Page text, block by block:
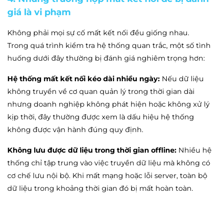
không thu thập, lưu giữ và quản lý thông tin môi trường theo
quy định.
c)Phạt từ 10.000.000 – 40.000.000 đồng đối với hành vi
xâm nhập trái phép vào hệ thống lưu trữ dữ liệu môi trường.
Chỉnh sửa làm sai khác thông tin dữ liệu
3. Vi phạm về công khai thông tin môi trường
a)Phạt từ5.000.000 – 10.000.000 đồngđối với hành vi
công khai thông tin không đúng hoặc không đầy đủ theo quy
định.
giá là vi phạm
Không phải mọi sự cố mất kết nối đều giống nhau.
Trong quá trình kiểm tra hệ thống quan trắc, một số tình
huống dưới đây thường bị đánh giá nghiêm trọng hơn:
Hệ thống mất kết nối kéo dài nhiều ngày: Nếu dữ liệu
không truyền về cơ quan quản lý trong thời gian dài
nhưng doanh nghiệp không phát hiện hoặc không xử lý
kịp thời, đây thường được xem là dấu hiệu hệ thống
không được vận hành đúng quy định.
Không lưu được dữ liệu trong thời gian offline: Nhiều hệ
thống chỉ tập trung vào việc truyền dữ liệu mà không có
cơ chế lưu nội bộ. Khi mất mạng hoặc lỗi server, toàn bộ
dữ liệu trong khoảng thời gian đó bị mất hoàn toàn.